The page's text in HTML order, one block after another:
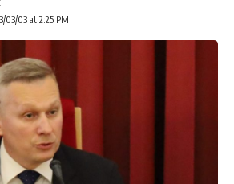
03/03 at 2:25 PM